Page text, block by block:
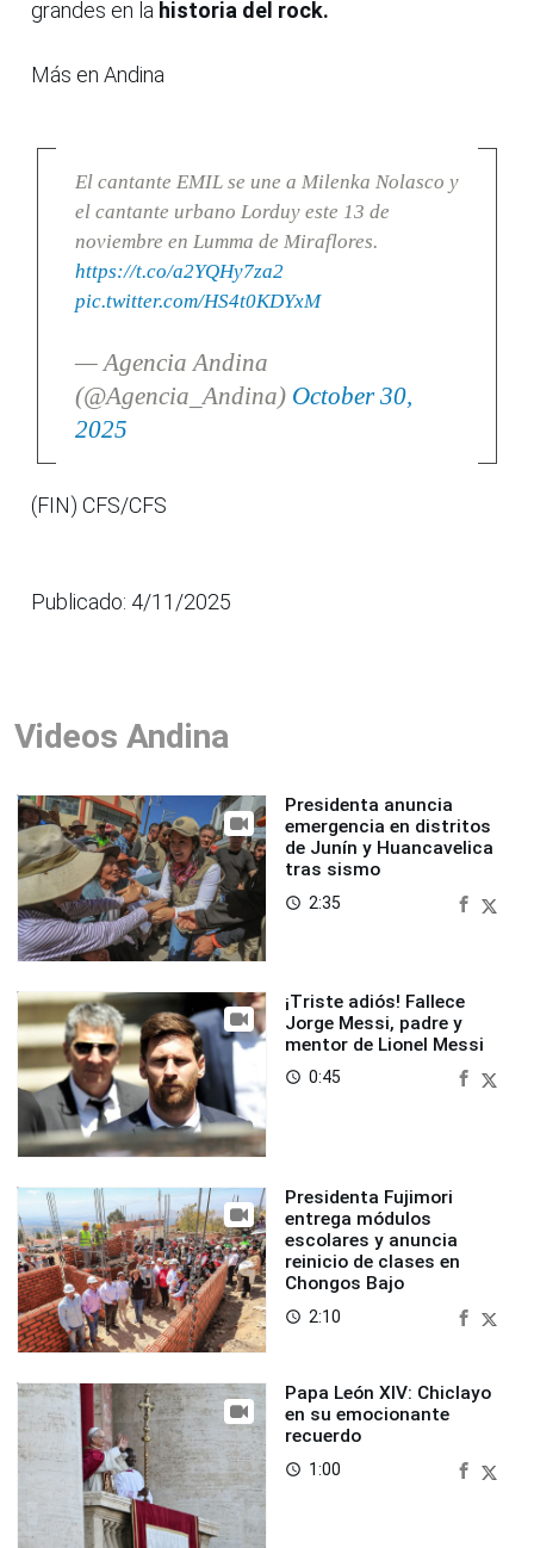
grandes en la historia del rock.
Más en Andina
El cantante EMIL se une a Milenka Nolasco y
el cantante urbano Lorduy este 13 de
noviembre en Lumma de Miraflores.
https://t.co/a2YQHy7za2
pic.twitter.com/HS4t0KDYxM
— Agencia Andina
(@Agencia_Andina) October 30,
2025
(FIN) CFS/CFS
Publicado: 4/11/2025
Videos Andina
Presidenta anuncia
emergencia en distritos
de Junín y Huancavelica
tras sismo
access_time 2:35
¡Triste adiós! Fallece
Jorge Messi, padre y
mentor de Lionel Messi
access_time 0:45
Presidenta Fujimori
entrega módulos
escolares y anuncia
reinicio de clases en
Chongos Bajo
access_time 2:10
Papa León XIV: Chiclayo
en su emocionante
recuerdo
access_time 1:00